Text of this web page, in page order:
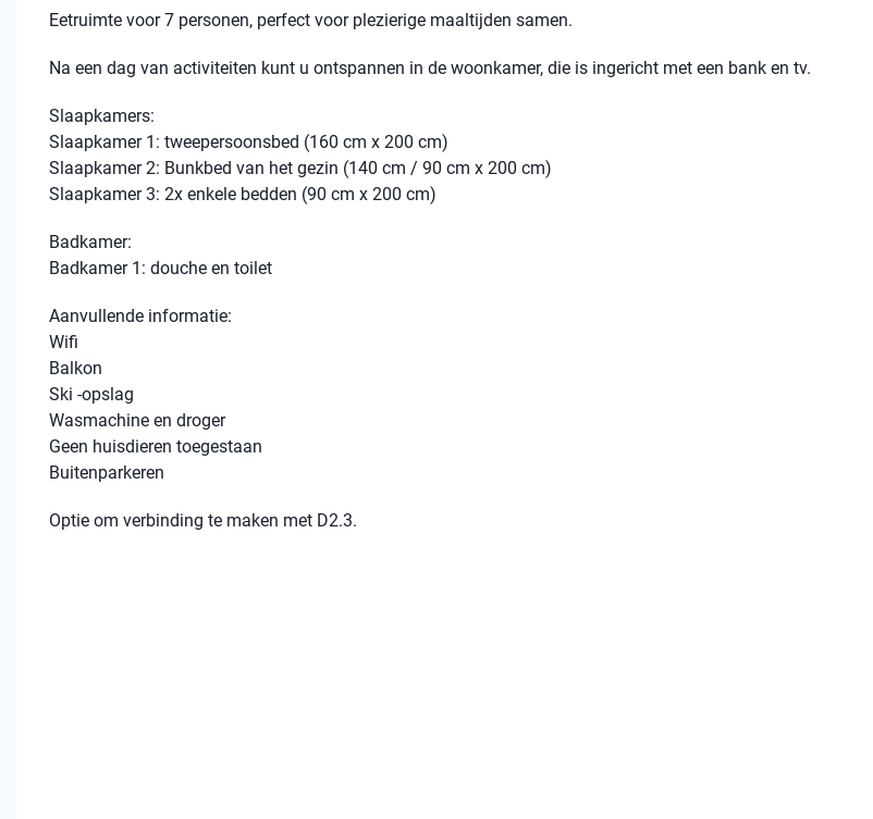
Eetruimte voor 7 personen, perfect voor plezierige maaltijden samen.
Na een dag van activiteiten kunt u ontspannen in de woonkamer, die is ingericht met een bank en tv.
Slaapkamers:
Slaapkamer 1: tweepersoonsbed (160 cm x 200 cm)
Slaapkamer 2: Bunkbed van het gezin (140 cm / 90 cm x 200 cm)
Slaapkamer 3: 2x enkele bedden (90 cm x 200 cm)
Badkamer:
Badkamer 1: douche en toilet
Aanvullende informatie:
Wifi
Balkon
Ski -opslag
Wasmachine en droger
Geen huisdieren toegestaan
Buitenparkeren
Optie om verbinding te maken met D2.3.